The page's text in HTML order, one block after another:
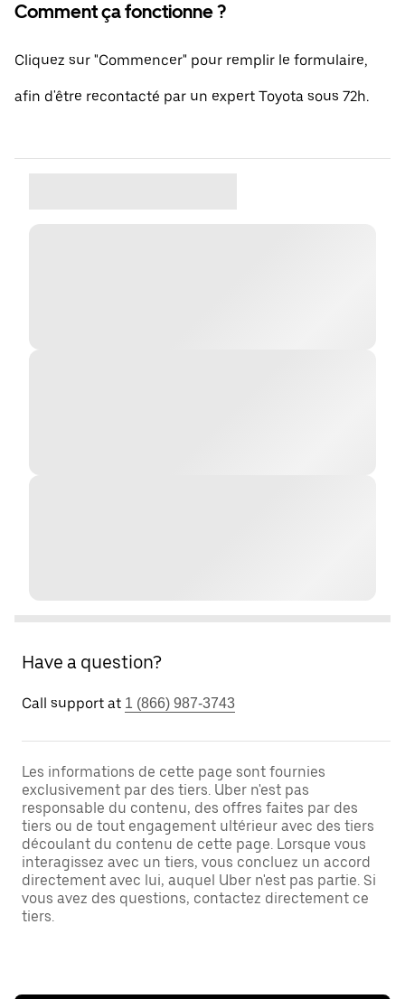
Comment ça fonctionne ?
Cliquez sur "Commencer" pour remplir le formulaire,
afin d'être recontacté par un expert Toyota sous 72h.
Have a question?
Call support at 1 (866) 987-3743
Les informations de cette page sont fournies
exclusivement par des tiers. Uber n'est pas
responsable du contenu, des offres faites par des
tiers ou de tout engagement ultérieur avec des tiers
découlant du contenu de cette page. Lorsque vous
interagissez avec un tiers, vous concluez un accord
directement avec lui, auquel Uber n'est pas partie. Si
vous avez des questions, contactez directement ce
tiers.